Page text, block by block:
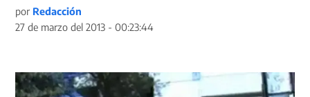
por Redacción
27 de marzo del 2013 - 00:23:44